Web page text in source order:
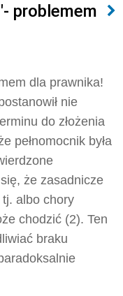
problemem
dla prawnika!
nie
do złożenia
pełnomocnik była
że zasadnicze
albo chory
chodzić (2). Ten
braku